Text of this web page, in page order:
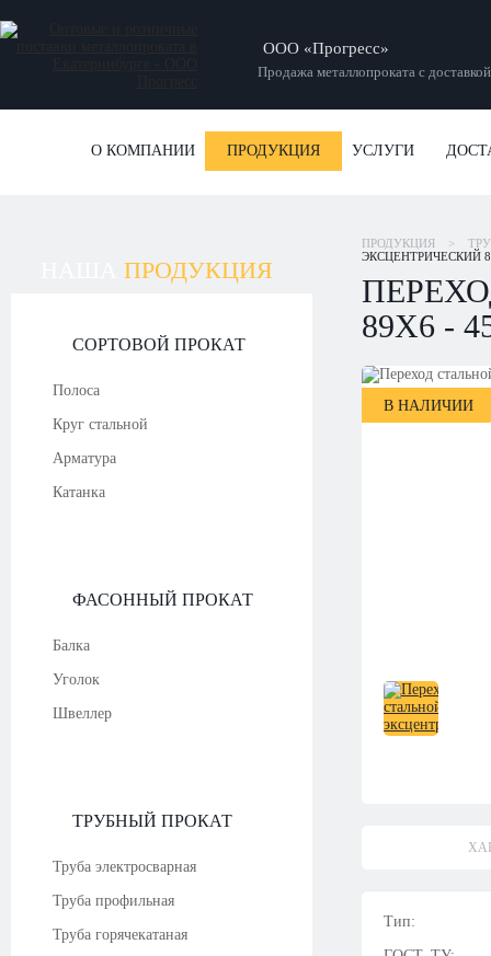
ООО «Прогресс»
Продажа металлопроката с доставкой
О КОМПАНИИ ПРОДУКЦИЯ УСЛУГИ
ПРОДУКЦИЯ
СОРТОВОЙ ПРОКАТ
Полоса
Круг стальной
Арматура
Катанка
ФАСОННЫЙ ПРОКАТ
Балка
Уголок
Швеллер
ТРУБНЫЙ ПРОКАТ
Труба электросварная
Труба профильная
Труба горячекатаная
ПРОДУКЦИЯ >
ЭКСЦЕНТРИЧЕСКИЙ
89Х6 -
В НАЛИЧИИ
Тип: